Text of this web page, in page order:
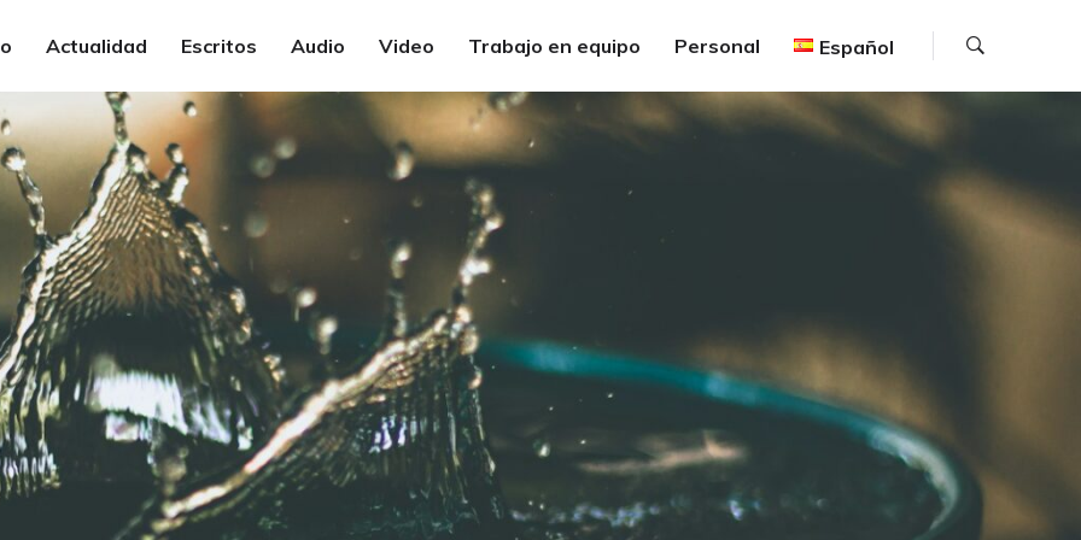
Actualidad Escritos Audio Video Trabajo en equipo Personal Español